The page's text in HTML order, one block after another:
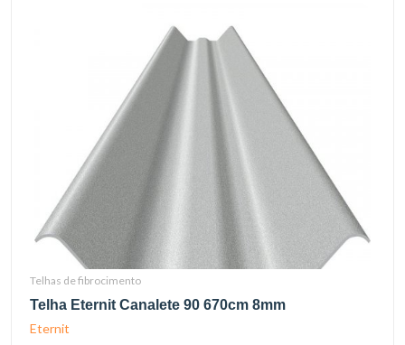
Telhas de fibrocimento
Telha Eternit Canalete 90 670cm 8mm
Eternit